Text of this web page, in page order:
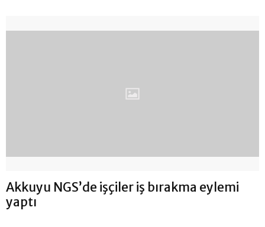
Akkuyu NGS’de işçiler iş bırakma eylemi
yaptı